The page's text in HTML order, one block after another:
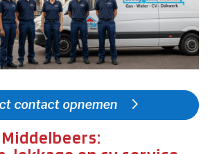
contact opnemen